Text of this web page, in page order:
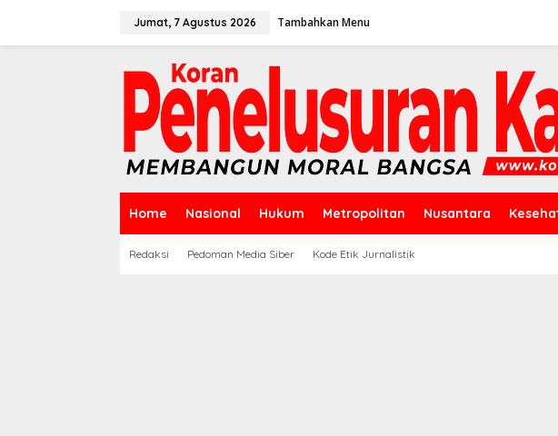
Jumat, 7 Agustus 2026 Tambahkan Menu
Home Nasional Hukum Metropolitan Nusantara
Redaksi Pedoman Media Siber Kode Etik Jurnalistik